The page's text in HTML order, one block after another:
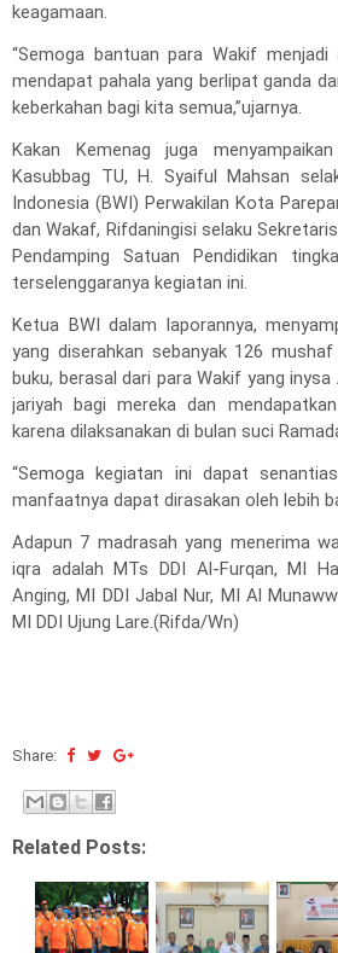
keagamaan.
“Semoga bantuan para Wakif
mendapat pahala yang berlipat ganda
keberkahan bagi kita semua,”ujarnya.
Kakan Kemenag juga
Kasubbag TU, H. Syaiful Mahsan
Indonesia (BWI) Perwakilan Kota
dan Wakaf, Rifdaningisi selaku
Pendamping Satuan Pendidikan
terselenggaranya kegiatan ini.
Ketua BWI dalam laporannya,
yang diserahkan sebanyak 126
buku, berasal dari para Wakif yang
jariyah bagi mereka dan
karena dilaksanakan di bulan suci
“Semoga kegiatan ini dapat
manfaatnya dapat dirasakan oleh lebih
Adapun 7 madrasah yang menerima
iqra adalah MTs DDI Al-Furqan, MI
Anging, MI DDI Jabal Nur, MI Al
MI DDI Ujung Lare.(Rifda/Wn)
Share:
Related Posts: